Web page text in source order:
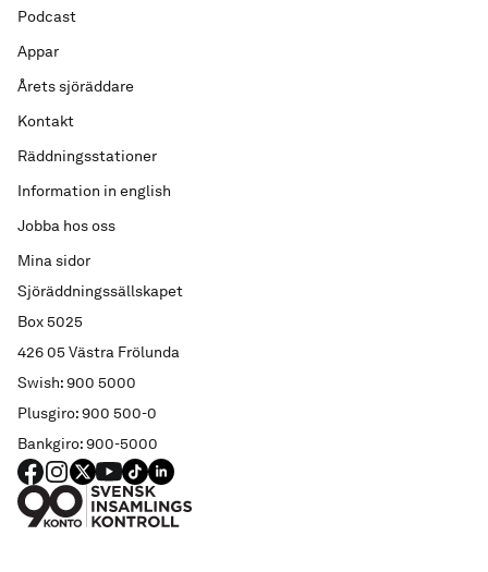
Sjöräddningssällskapet
Box 5025
426 05 Västra Frölunda
Swish: 900 5000
Plusgiro: 900 500-0
Bankgiro: 900-5000
Podcast
Appar
Årets sjöräddare
Kontakt
Räddningsstationer
Information in english
Jobba hos oss
Mina sidor
FACEBOOK
Instagram
X YouTube
TIKTOKLINKED IN